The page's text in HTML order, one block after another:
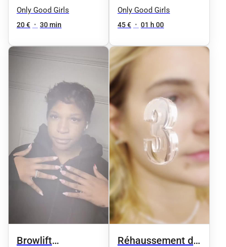
Only Good Girls
20 € • 30 min
DE CILS
Only Good Girls
45 € • 01 h 00
Browlift
Réhaussement de